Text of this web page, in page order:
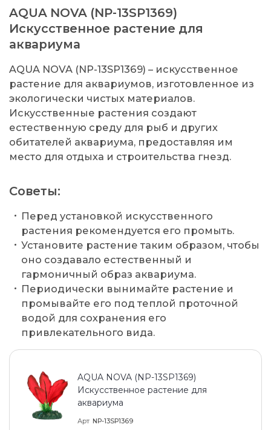
AQUA NOVA (NP-13SP1369)
Искусственное растение для
аквариума
AQUA NOVA (NP-13SP1369) – искусственное
растение для аквариумов, изготовленное из
экологически чистых материалов.
Искусственные растения создают
естественную среду для рыб и других
обитателей аквариума, предоставляя им
место для отдыха и строительства гнезд.
Советы:
Перед установкой искусственного
растения рекомендуется его промыть.
Установите растение таким образом, чтобы
оно создавало естественный и
гармоничный образ аквариума.
Периодически вынимайте растение и
промывайте его под теплой проточной
водой для сохранения его
привлекательного вида.
AQUA NOVA (NP-13SP1369)
Искусственное растение для
аквариума
Арт NP-13SP1369